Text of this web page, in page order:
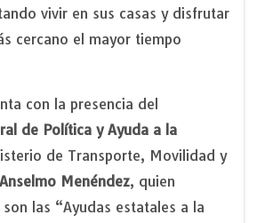
vivir en sus casas y disfrutar
cercano el mayor tiempo
con la presencia del
de Política y Ayuda a la
de Transporte, Movilidad y
Anselmo Menéndez, quien
las “Ayudas estatales a la